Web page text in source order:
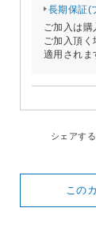
長期保証(
ご加入は
ご加入頂
適用されま
シェアする
この